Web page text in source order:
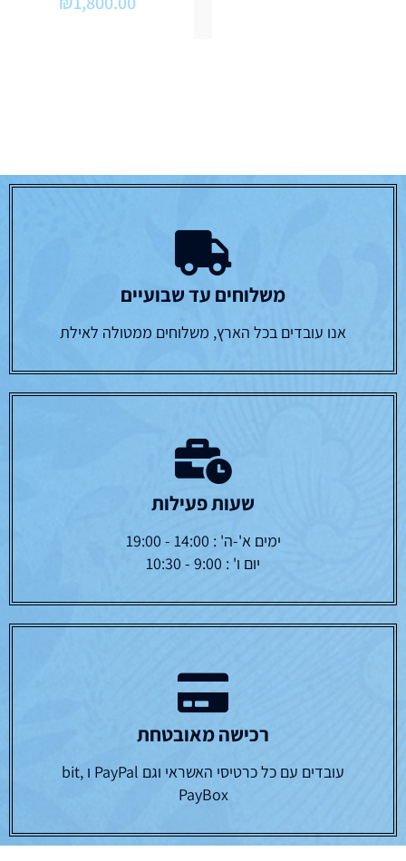
משלוחים עד שבועיים
אנו עובדים בכל הארץ, משלוחים ממטולה לאילת
שעות פעילות
ימים א'-ה' : 14:00 - 19:00
יום ו' : 9:00 - 10:30
רכישה מאובטחת
עובדים עם כל כרטיסי האשראי וגם PayPal ו bit,
PayBox